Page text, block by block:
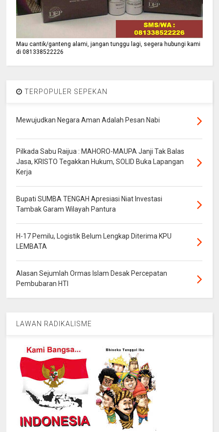
Mau cantik/ganteng alami, jangan tunggu lagi, segera hubungi kami
di 081338522226
TERPOPULER SEPEKAN
Mewujudkan Negara Aman Adalah Pesan Nabi
Pilkada Sabu Raijua : MAHORO-MAUPA Janji Tak Balas
Jasa, KRISTO Tegakkan Hukum, SOLID Buka Lapangan
Kerja
Bupati SUMBA TENGAH Apresiasi Niat Investasi
Tambak Garam Wilayah Pantura
H-17 Pemilu, Logistik Belum Lengkap Diterima KPU
LEMBATA
Alasan Sejumlah Ormas Islam Desak Percepatan
Pembubaran HTI
LAWAN RADIKALISME